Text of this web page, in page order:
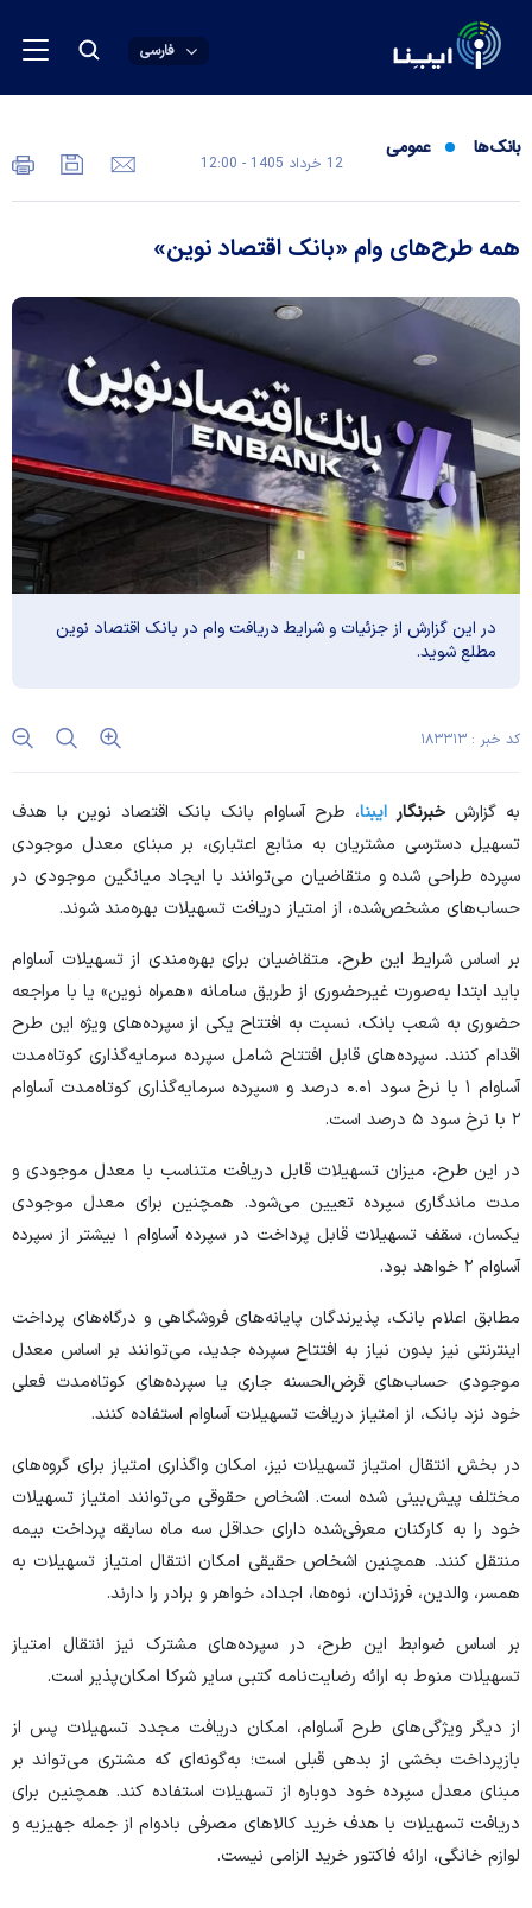
فارسی
بانک‌ها عمومی
12 خرداد 1405 - 12:00
همه طرح‌های وام «بانک اقتصاد نوین»
در این گزارش از جزئیات و شرایط دریافت وام در بانک اقتصاد نوین
مطلع شوید.
کد خبر : ۱۸۳۳۱۳
به گزارش خبرنگار ایبنا، طرح آساوام بانک بانک اقتصاد نوین با هدف
تسهیل دسترسی مشتریان به منابع اعتباری، بر مبنای معدل موجودی
سپرده طراحی شده و متقاضیان می‌توانند با ایجاد میانگین موجودی در
حساب‌های مشخص‌شده، از امتیاز دریافت تسهیلات بهره‌مند شوند.
بر اساس شرایط این طرح، متقاضیان برای بهره‌مندی از تسهیلات آساوام
باید ابتدا به‌صورت غیرحضوری از طریق سامانه «همراه نوین» یا با مراجعه
حضوری به شعب بانک، نسبت به افتتاح یکی از سپرده‌های ویژه این طرح
اقدام کنند. سپرده‌های قابل افتتاح شامل سپرده سرمایه‌گذاری کوتاه‌مدت
آساوام ۱ با نرخ سود ۰.۰۱ درصد و «سپرده سرمایه‌گذاری کوتاه‌مدت آساوام
۲ با نرخ سود ۵ درصد است.
در این طرح، میزان تسهیلات قابل دریافت متناسب با معدل موجودی و
مدت ماندگاری سپرده تعیین می‌شود. همچنین برای معدل موجودی
یکسان، سقف تسهیلات قابل پرداخت در سپرده آساوام ۱ بیشتر از سپرده
آساوام ۲ خواهد بود.
مطابق اعلام بانک، پذیرندگان پایانه‌های فروشگاهی و درگاه‌های پرداخت
اینترنتی نیز بدون نیاز به افتتاح سپرده جدید، می‌توانند بر اساس معدل
موجودی حساب‌های قرض‌الحسنه جاری یا سپرده‌های کوتاه‌مدت فعلی
خود نزد بانک، از امتیاز دریافت تسهیلات آساوام استفاده کنند.
در بخش انتقال امتیاز تسهیلات نیز، امکان واگذاری امتیاز برای گروه‌های
مختلف پیش‌بینی شده است. اشخاص حقوقی می‌توانند امتیاز تسهیلات
خود را به کارکنان معرفی‌شده دارای حداقل سه ماه سابقه پرداخت بیمه
منتقل کنند. همچنین اشخاص حقیقی امکان انتقال امتیاز تسهیلات به
همسر، والدین، فرزندان، نوه‌ها، اجداد، خواهر و برادر را دارند.
بر اساس ضوابط این طرح، در سپرده‌های مشترک نیز انتقال امتیاز
تسهیلات منوط به ارائه رضایت‌نامه کتبی سایر شرکا امکان‌پذیر است.
از دیگر ویژگی‌های طرح آساوام، امکان دریافت مجدد تسهیلات پس از
بازپرداخت بخشی از بدهی قبلی است؛ به‌گونه‌ای که مشتری می‌تواند بر
مبنای معدل سپرده خود دوباره از تسهیلات استفاده کند. همچنین برای
دریافت تسهیلات با هدف خرید کالا‌های مصرفی بادوام از جمله جهیزیه و
لوازم خانگی، ارائه فاکتور خرید الزامی نیست.